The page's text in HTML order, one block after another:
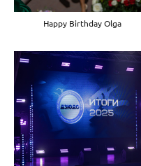
Happy Birthday Olga